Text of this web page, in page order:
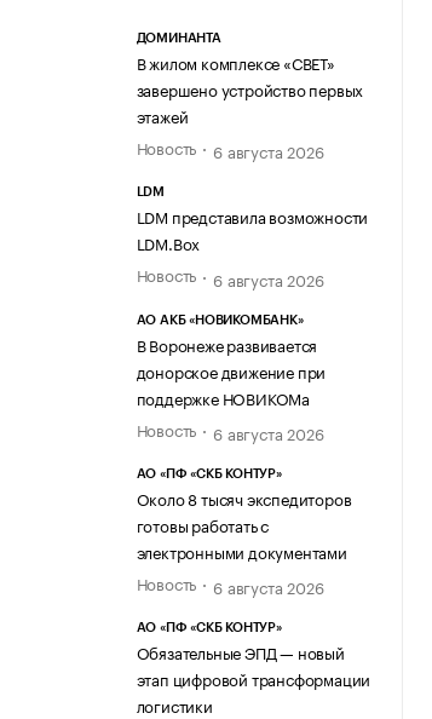
ДОМИНАНТА
В жилом комплексе «СВЕТ»
завершено устройство первых
этажей
Новость
6 августа 2026
LDM
LDM представила возможности
LDM.Box
Новость
6 августа 2026
АО АКБ «НОВИКОМБАНК»
В Воронеже развивается
донорское движение при
поддержке НОВИКОМа
Новость
6 августа 2026
АО «ПФ «СКБ КОНТУР»
Около 8 тысяч экспедиторов
готовы работать с
электронными документами
Новость
6 августа 2026
АО «ПФ «СКБ КОНТУР»
Обязательные ЭПД — новый
этап цифровой трансформации
логистики